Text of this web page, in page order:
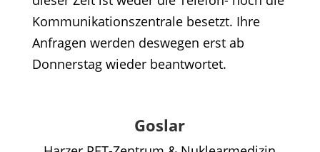
Kommunikationszentrale besetzt. Ihre
Anfragen werden deswegen erst ab
Donnerstag wieder beantwortet.
Goslar